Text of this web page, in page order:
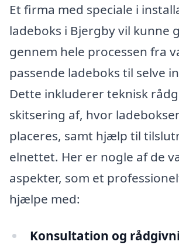
Et firma med speciale i
ladeboks i Bjergby vil kunne
gennem hele processen fra
passende ladeboks til selve
Dette inkluderer teknisk
skitsering af, hvor
placeres, samt hjælp til
elnettet. Her er nogle af de
aspekter, som et
hjælpe med:
Konsultation og